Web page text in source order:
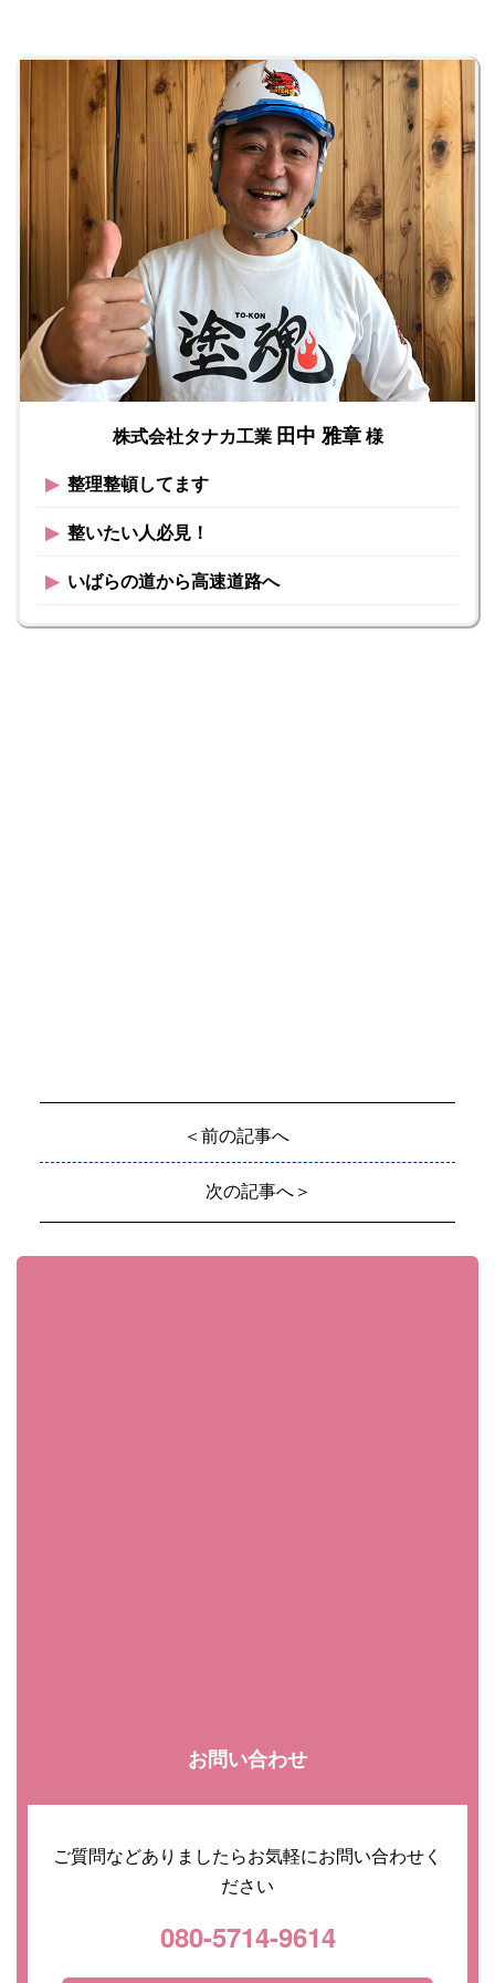
株式会社タナカ工業 田中 雅章様
▶︎ 整理整頓してます
▶︎ 整いたい人必見！
▶︎ いばらの道から高速道路へ
＜前の記事へ
次の記事へ＞
お問い合わせ
ご質問などありましたらお気軽にお問い合わせく
ださい
080-5714-9614